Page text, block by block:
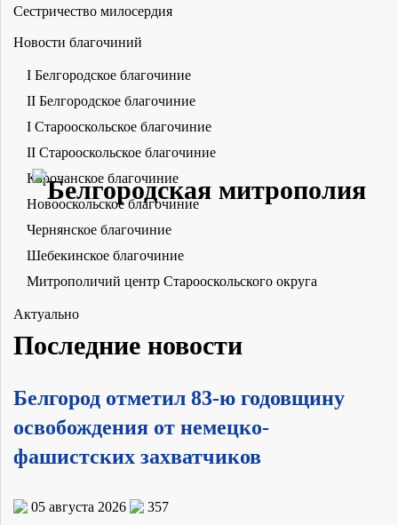
Сестричество милосердия
Новости благочиний
I Белгородское благочиние
II Белгородское благочиние
I Старооскольское благочиние
II Старооскольское благочиние
Корочанское благочиние
Новооскольское благочиние
Чернянское благочиние
Шебекинское благочиние
Митрополичий центр Старооскольского округа
Актуально
Последние новости
Белгород отметил 83-ю годовщину
освобождения от немецко-
фашистских захватчиков
05 августа 2026 357